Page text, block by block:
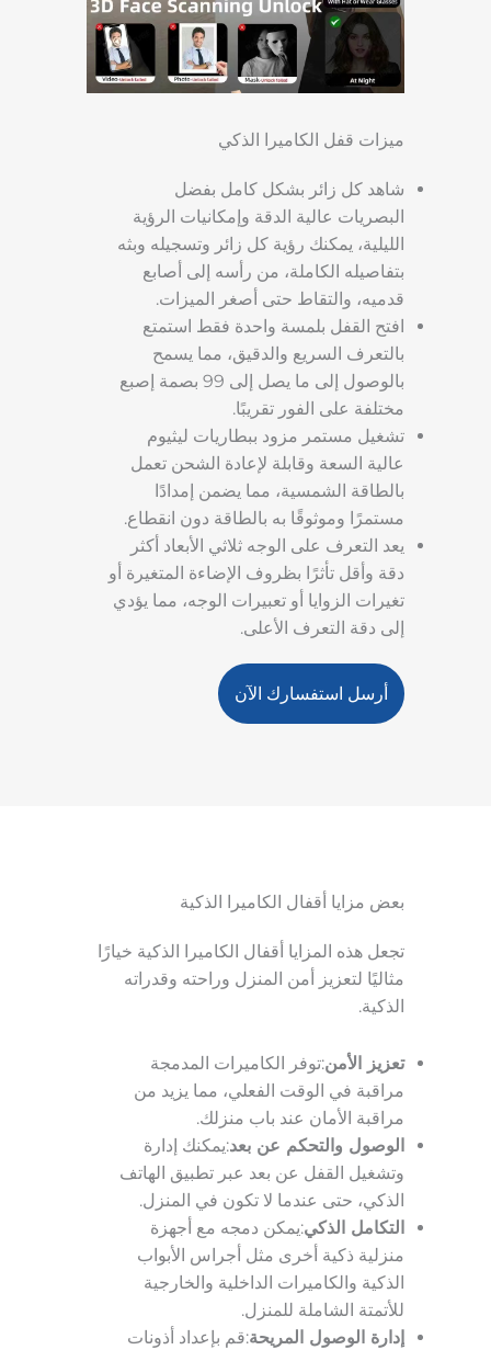
ميزات قفل الكاميرا الذكي
شاهد كل زائر بشكل كامل بفضل
البصريات عالية الدقة وإمكانيات الرؤية
الليلية، يمكنك رؤية كل زائر وتسجيله وبثه
بتفاصيله الكاملة، من رأسه إلى أصابع
قدميه، والتقاط حتى أصغر الميزات.
افتح القفل بلمسة واحدة فقط استمتع
بالتعرف السريع والدقيق، مما يسمح
بالوصول إلى ما يصل إلى 99 بصمة إصبع
مختلفة على الفور تقريبًا.
تشغيل مستمر مزود ببطاريات ليثيوم
عالية السعة وقابلة لإعادة الشحن تعمل
بالطاقة الشمسية، مما يضمن إمدادًا
مستمرًا وموثوقًا به بالطاقة دون انقطاع.
يعد التعرف على الوجه ثلاثي الأبعاد أكثر
دقة وأقل تأثرًا بظروف الإضاءة المتغيرة أو
تغيرات الزوايا أو تعبيرات الوجه، مما يؤدي
إلى دقة التعرف الأعلى.
أرسل استفسارك الآن
بعض مزايا أقفال الكاميرا الذكية
تجعل هذه المزايا أقفال الكاميرا الذكية خيارًا
مثاليًا لتعزيز أمن المنزل وراحته وقدراته
الذكية.
تعزيز الأمن:توفر الكاميرات المدمجة
مراقبة في الوقت الفعلي، مما يزيد من
مراقبة الأمان عند باب منزلك.
الوصول والتحكم عن بعد:يمكنك إدارة
وتشغيل القفل عن بعد عبر تطبيق الهاتف
الذكي، حتى عندما لا تكون في المنزل.
التكامل الذكي:يمكن دمجه مع أجهزة
منزلية ذكية أخرى مثل أجراس الأبواب
الذكية والكاميرات الداخلية والخارجية
للأتمتة الشاملة للمنزل.
إدارة الوصول المريحة:قم بإعداد أذونات